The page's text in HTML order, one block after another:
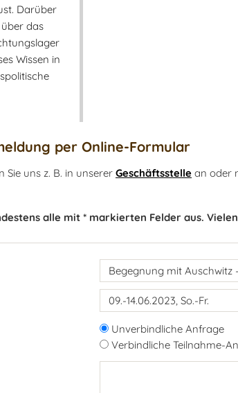
Darüber
das
Wissen in
per Online-Formular
uns z. B. in unserer Geschäftsstelle an oder
alle mit * markierten Felder aus.
Unverbindliche Anfrage
Verbindliche Teilnahme-